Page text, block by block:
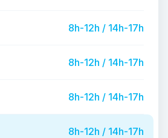
8h-12h / 14h-17h
8h-12h / 14h-17h
8h-12h / 14h-17h
8h-12h / 14h-17h